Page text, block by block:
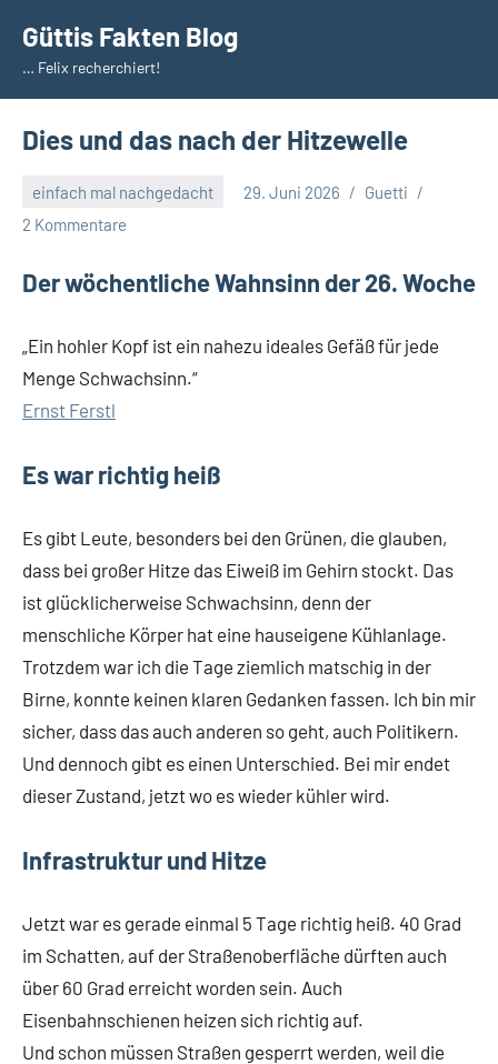
Inhalt
springen
Güttis Fakten Blog
… Felix recherchiert!
Dies und das nach der Hitzewelle
einfach mal nachgedacht 29. Juni 2026
Guetti
2 Kommentare
Der wöchentliche Wahnsinn der 26. Woche
„Ein hohler Kopf ist ein nahezu ideales Gefäß für jede
Menge Schwachsinn.“
Ernst Ferstl
Es war richtig heiß
Es gibt Leute, besonders bei den Grünen, die glauben,
dass bei großer Hitze das Eiweiß im Gehirn stockt. Das
ist glücklicherweise Schwachsinn, denn der
menschliche Körper hat eine hauseigene Kühlanlage.
Trotzdem war ich die Tage ziemlich matschig in der
Birne, konnte keinen klaren Gedanken fassen. Ich bin mir
sicher, dass das auch anderen so geht, auch Politikern.
Und dennoch gibt es einen Unterschied. Bei mir endet
dieser Zustand, jetzt wo es wieder kühler wird.
Infrastruktur und Hitze
Jetzt war es gerade einmal 5 Tage richtig heiß. 40 Grad
im Schatten, auf der Straßenoberfläche dürften auch
über 60 Grad erreicht worden sein. Auch
Eisenbahnschienen heizen sich richtig auf.
Und schon müssen Straßen gesperrt werden, weil die